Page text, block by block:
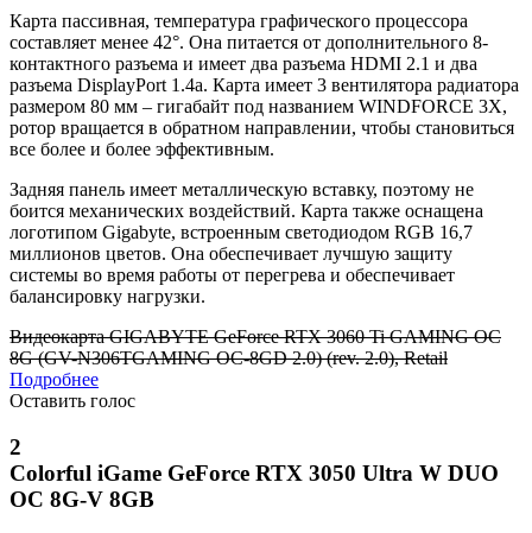
Карта пассивная, температура графического процессора
составляет менее 42°. Она питается от дополнительного 8-
контактного разъема и имеет два разъема HDMI 2.1 и два
разъема DisplayPort 1.4a. Карта имеет 3 вентилятора радиатора
размером 80 мм – гигабайт под названием WINDFORCE 3X,
ротор вращается в обратном направлении, чтобы становиться
все более и более эффективным.
Задняя панель имеет металлическую вставку, поэтому не
боится механических воздействий. Карта также оснащена
логотипом Gigabyte, встроенным светодиодом RGB 16,7
миллионов цветов. Она обеспечивает лучшую защиту
системы во время работы от перегрева и обеспечивает
балансировку нагрузки.
Видеокарта GIGABYTE GeForce RTX 3060 Ti GAMING OC
8G (GV-N306TGAMING OC-8GD 2.0) (rev. 2.0), Retail
Подробнее
Оставить голос
2
Colorful iGame GeForce RTX 3050 Ultra W DUO
OC 8G-V 8GB